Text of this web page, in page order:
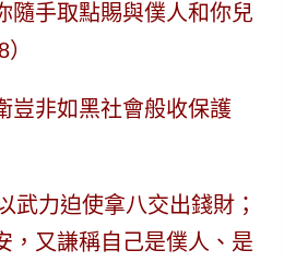
隨手取點賜與僕人和你兒
豈非如黑社會般收保護
武力迫使拿八交出錢財；
，又謙稱自己是僕人、是